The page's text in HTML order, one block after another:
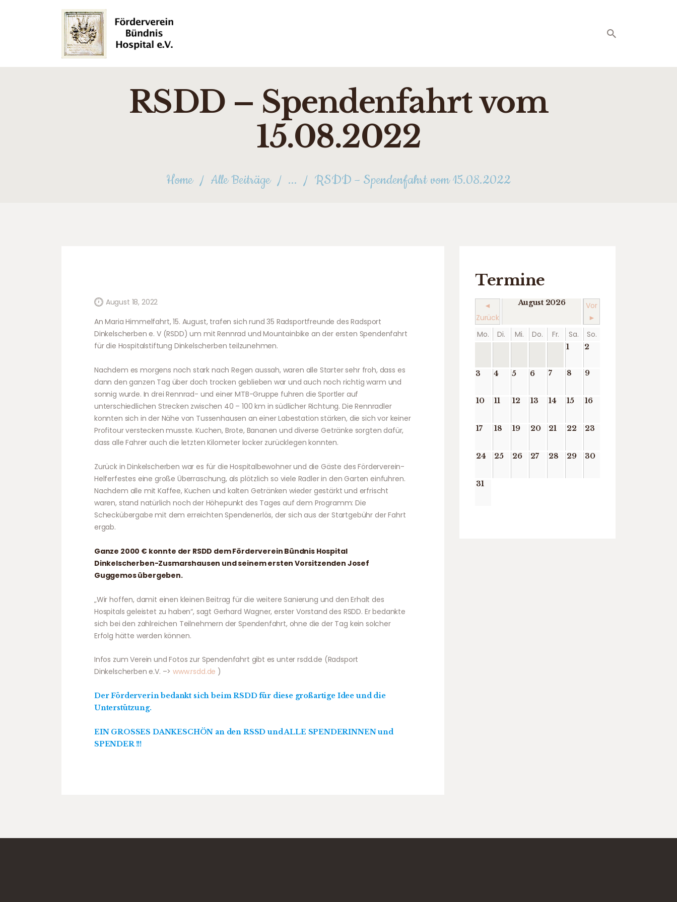
RSDD – Spendenfahrt vom
15.08.2022
Home Alle Beiträge ... RSDD – Spendenfahrt vom 15.08.2022
FÖRDERER
TERMINE
KONTAKT
August 18, 2022
An Maria Himmelfahrt, 15. August, trafen sich rund 35 Radsportfreunde des Radsport
Dinkelscherben e. V (RSDD) um mit Rennrad und Mountainbike an der ersten Spendenfahrt
für die Hospitalstiftung Dinkelscherben teilzunehmen.
Nachdem es morgens noch stark nach Regen aussah, waren alle Starter sehr froh, dass es
dann den ganzen Tag über doch trocken geblieben war und auch noch richtig warm und
sonnig wurde. In drei Rennrad- und einer MTB-Gruppe fuhren die Sportler auf
unterschiedlichen Strecken zwischen 40 – 100 km in südlicher Richtung. Die Rennradler
konnten sich in der Nähe von Tussenhausen an einer Labestation stärken, die sich vor keiner
Profitour verstecken musste. Kuchen, Brote, Bananen und diverse Getränke sorgten dafür,
dass alle Fahrer auch die letzten Kilometer locker zurücklegen konnten.
Zurück in Dinkelscherben war es für die Hospitalbewohner und die Gäste des Förderverein-
Helferfestes eine große Überraschung, als plötzlich so viele Radler in den Garten einfuhren.
Nachdem alle mit Kaffee, Kuchen und kalten Getränken wieder gestärkt und erfrischt
waren, stand natürlich noch der Höhepunkt des Tages auf dem Programm: Die
Scheckübergabe mit dem erreichten Spendenerlös, der sich aus der Startgebühr der Fahrt
ergab.
Ganze 2000 € konnte der RSDD dem Förderverein Bündnis Hospital
Dinkelscherben-Zusmarshausen und seinem ersten Vorsitzenden Josef
Guggemos übergeben.
„Wir hoffen, damit einen kleinen Beitrag für die weitere Sanierung und den Erhalt des
Hospitals geleistet zu haben“, sagt Gerhard Wagner, erster Vorstand des RSDD. Er bedankte
sich bei den zahlreichen Teilnehmern der Spendenfahrt, ohne die der Tag kein solcher
Erfolg hätte werden können.
Infos zum Verein und Fotos zur Spendenfahrt gibt es unter rsdd.de (Radsport
Dinkelscherben e.V. –>www.rsdd.de )
Der Förderverin bedankt sich beim RSDD für diese großartige Idee und die
Unterstützung.
EIN GROSSES DANKESCHÖN an den RSSD und ALLE SPENDERINNEN und
SPENDER !!!
Termine
◄
Zurück
August 2026
Vor
►
Mo.
Di. Mi. Do. Fr. Sa. So.
1 2
3 4 5 6 7 8 9
10 11 12 13 14 15 16
17 18 19 20 21 22 23
24 25 26 27 28 29 30
31